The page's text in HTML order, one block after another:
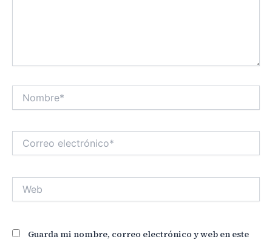
Correo
electrónico*
Guarda mi nombre, correo electrónico y web en este